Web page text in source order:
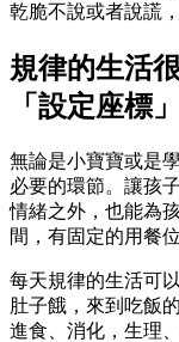
乾脆不說或者說謊
規律的生活
「設定座標」
無論是小寶寶或是
必要的環節。讓孩
情緒之外，也能為
間，有固定的用餐
每天規律的生活可
肚子餓，來到吃飯
進食、消化，生理